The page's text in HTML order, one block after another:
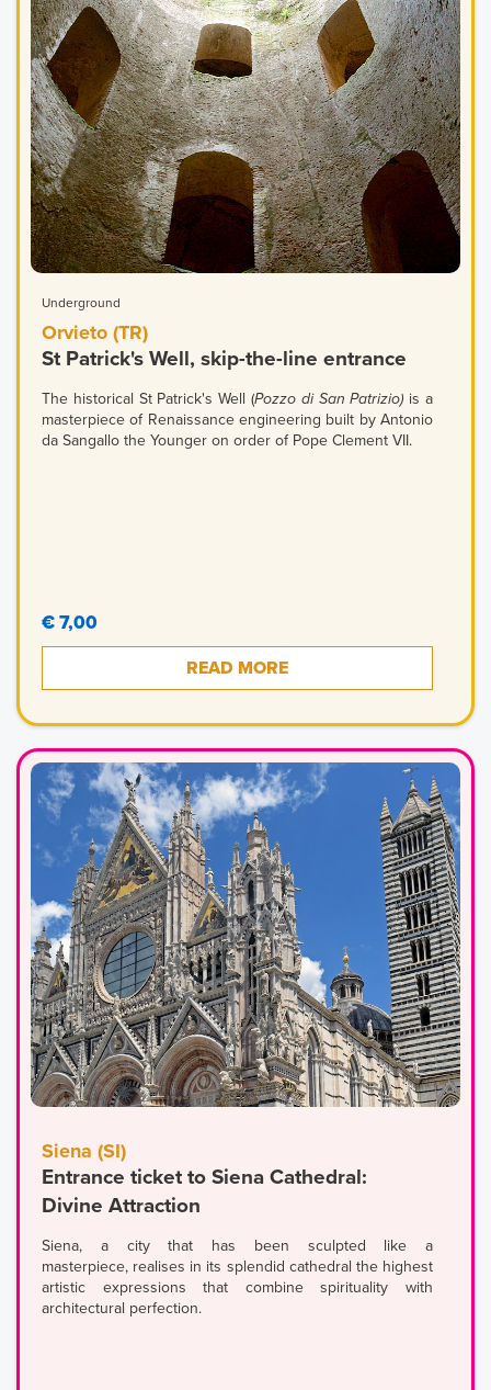
Underground
Orvieto (TR)
St Patrick's Well, skip-the-line entrance
The historical St Patrick's Well (Pozzo di San Patrizio) is a
masterpiece of Renaissance engineering built by Antonio
da Sangallo the Younger on order of Pope Clement VII.
€ 7,00
READ MORE
Siena (SI)
Entrance ticket to Siena Cathedral:
Divine Attraction
Siena, a city that has been sculpted like a
masterpiece, realises in its splendid cathedral the highest
artistic expressions that combine spirituality with
architectural perfection.